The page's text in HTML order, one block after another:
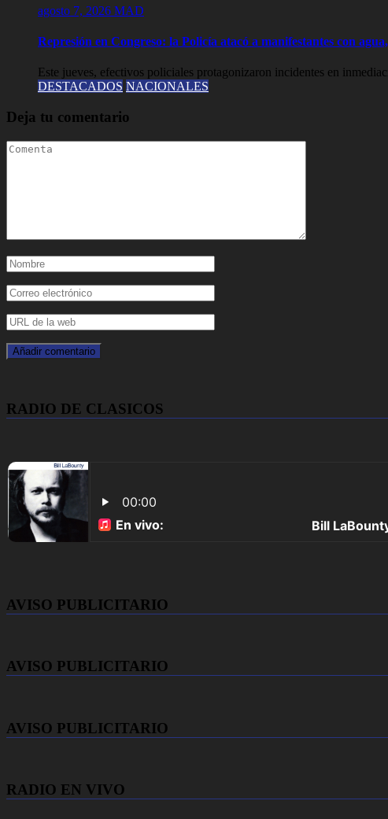
agosto 7, 2026 MAD
Represión en Congreso: la Policía atacó a manifestantes con
Este jueves, efectivos policiales protagonizaron incidentes en
DESTACADOS NACIONALES
Deja tu comentario
RADIO DE CLASICOS
AVISO PUBLICITARIO
AVISO PUBLICITARIO
AVISO PUBLICITARIO
RADIO EN VIVO